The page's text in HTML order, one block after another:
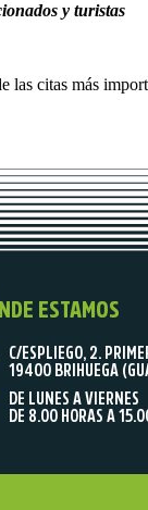
y turistas
citas más
ESTAMOS
C/ESPLIEGO, 2.
19400 BRIHUEGA
DE LUNES A VIERNES
DE 8.00 HORAS A